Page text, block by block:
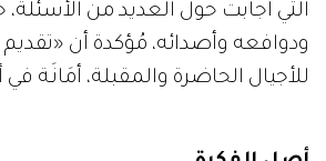
التي أجابت حول العديد من الأسئلة،
ودوافعه وأصدائه، مُؤكدة أن «تقديم
للأجيال الحاضرة والمقبلة، أمَانَـة في